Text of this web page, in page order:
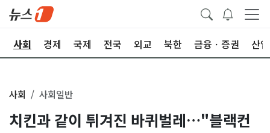
사회 경제 국제 전국 외교 북한 금융ㆍ증권 산업
사회 사회일반
치킨과 같이 튀겨진 바퀴벌레…"블랙컨